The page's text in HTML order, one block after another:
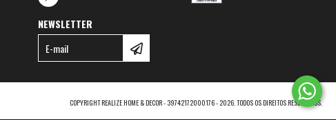
NEWSLETTER
COPYRIGHT REALIZE HOME & DECOR - 39742172000176 - 2026. TODOS OS DIREITOS RESERVADOS.